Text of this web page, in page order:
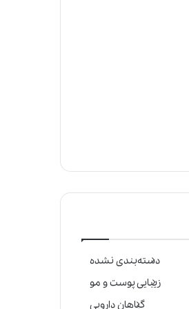
دسته‌بندی نشده
زیبایی پوست و مو
گیاهان دارویی